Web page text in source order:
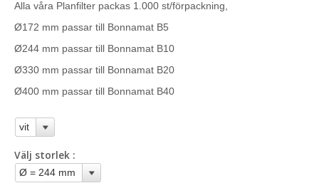
Alla våra Planfilter packas 1.000 st/förpackning,
Ø172 mm passar till Bonnamat B5
Ø244 mm passar till Bonnamat B10
Ø330 mm passar till Bonnamat B20
Ø400 mm passar till Bonnamat B40
Välj storlek